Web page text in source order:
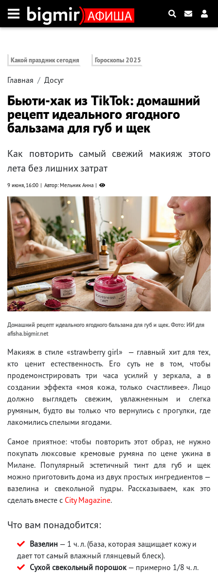
Какой праздник сегодня Гороскопы 2025
Главная Досуг
Бьюти-хак из TikTok: домашний
рецепт идеального ягодного
бальзама для губ и щек
Как повторить самый свежий макияж этого
лета без лишних затрат
9 июня, 16:00 Автор: Мельник Анна
Домашний рецепт идеального ягодного бальзама для губ и щек. Фото: ИИ для
afisha.bigmir.net
Макияж в стиле «strawberry girl» — главный хит для тех,
кто ценит естественность. Его суть не в том, чтобы
продемонстрировать три часа усилий у зеркала, а в
создании эффекта «моя кожа, только счастливее». Лицо
должно выглядеть свежим, увлажненным и слегка
румяным, будто вы только что вернулись с прогулки, где
лакомились спелыми ягодами.
Самое приятное: чтобы повторить этот образ, не нужно
покупать люксовые кремовые румяна по цене ужина в
Милане. Популярный эстетичный тинт для губ и щек
можно приготовить дома из двух простых ингредиентов —
вазелина и свекольной пудры. Рассказываем, как это
сделать вместе с City Magazine.
Что вам понадобится:
Вазелин — 1 ч. л. (база, которая защищает кожу и
дает тот самый влажный глянцевый блеск).
Сухой свекольный порошок — примерно 1/8 ч. л.